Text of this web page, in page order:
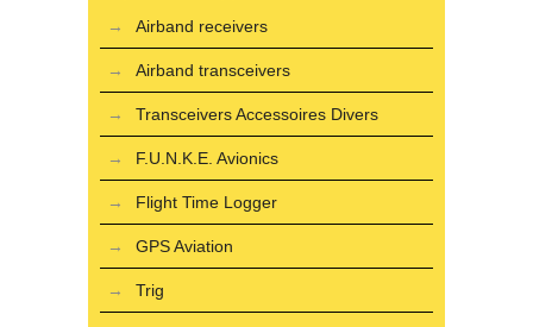
Airband receivers
Airband transceivers
Transceivers Accessoires Divers
F.U.N.K.E. Avionics
Flight Time Logger
GPS Aviation
Trig